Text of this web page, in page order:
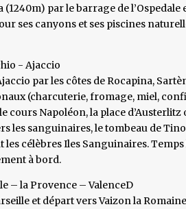
par le barrage de l’Ospedale
ses canyons et ses piscines
- Ajaccio
par les côtes de Rocapina,
(charcuterie, fromage, miel,
cours Napoléon, la place
les sanguinaires, le tombeau de
célèbres Iles Sanguinaires. Temps
à bord.
– la Provence – ValenceD
et départ vers Vaizon la